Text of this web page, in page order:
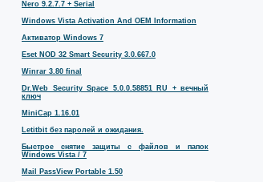
Nero 9.2.7.7 + Serial
Windows Vista Activation And OEM Information
Активатор Windows 7
Eset NOD 32 Smart Security 3.0.667.0
Winrar 3.80 final
Dr.Web Security Space 5.0.0.58851 RU + вечный
ключ
MiniCap 1.16.01
Letitbit без паролей и ожидания.
Быстрое снятие защиты с файлов и папок
Windows Vista / 7
Mail PassView Portable 1.50